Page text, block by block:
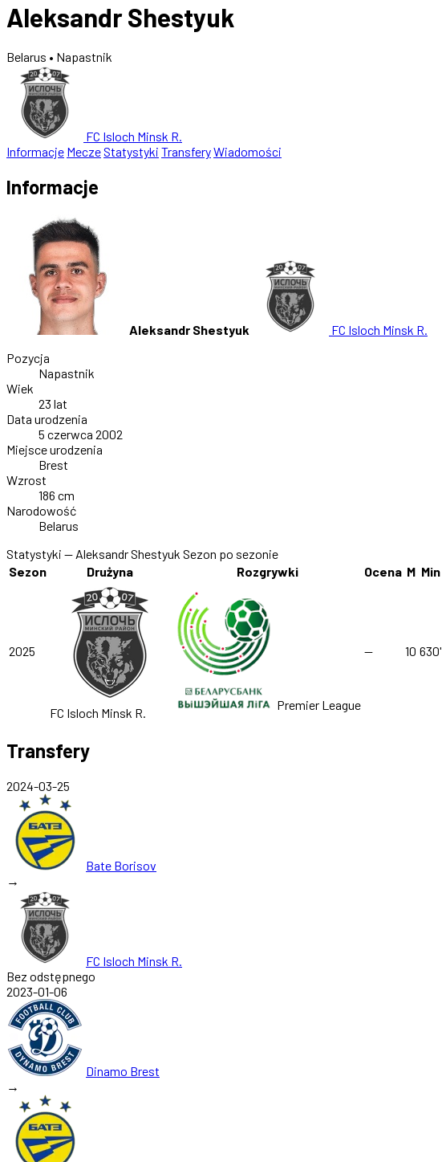
Aleksandr Shestyuk
Belarus • Napastnik
FC Isloch Minsk R.
Informacje MeczeStatystyki TransferyWiadomości
Informacje
Aleksandr Shestyuk
FC Isloch Minsk R.
Pozycja
Napastnik
Wiek
23 lat
Data urodzenia
5 czerwca 2002
Miejsce urodzenia
Brest
Wzrost
186 cm
Narodowość
Belarus
Statystyki — Aleksandr Shestyuk Sezon po sezonie
Sezon
Drużyna Rozgrywki Ocena M Min
2025
FC Isloch Minsk R.
Premier League
— 10 630'
Transfery
2024-03-25
Bate Borisov
→
FC Isloch Minsk R.
Bez odstępnego
2023-01-06
Dinamo Brest
→